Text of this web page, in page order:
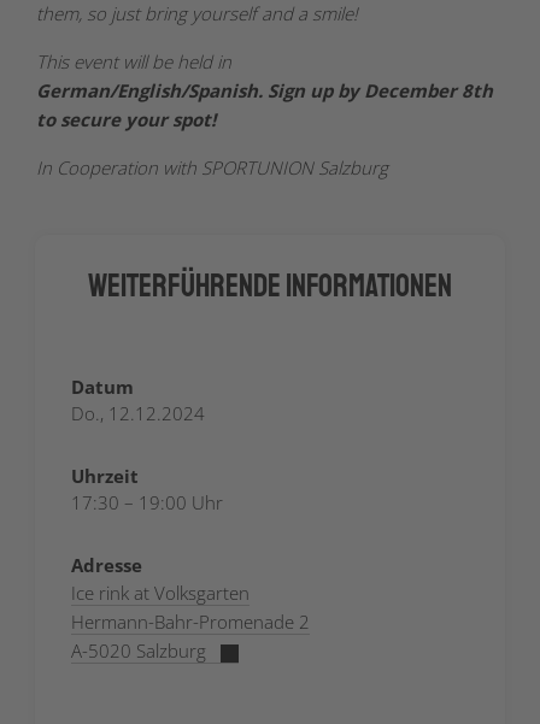
them, so just bring yourself and a smile!
This event will be held in
German/English/Spanish. Sign up by December 8th
to secure your spot!
In Cooperation with SPORTUNION Salzburg
Weiterführende Informationen
Datum
Do., 12.12.2024
Uhrzeit
17:30 – 19:00 Uhr
Adresse
Ice rink at Volksgarten
Hermann-Bahr-Promenade 2
A-5020 Salzburg